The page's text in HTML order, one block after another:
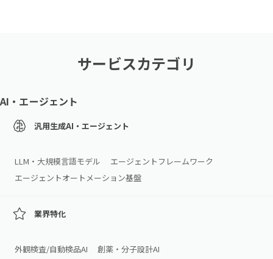
サービスカテゴリ
AI・エージェント
汎用生成AI・エージェント
LLM・大規模言語モデル
エージェントフレームワーク
エージェントオートメーション基盤
業界特化
外観検査/自動検品AI
創薬・分子設計AI